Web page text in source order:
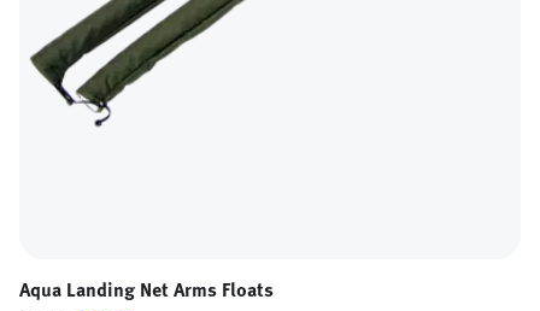
Aqua Landing Net Arms Floats